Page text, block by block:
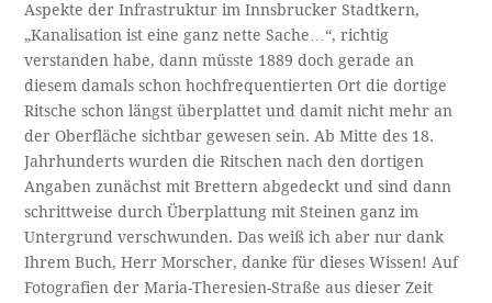
Aspekte der Infrastruktur im Innsbrucker Stadtkern,
„Kanalisation ist eine ganz nette Sache…“, richtig
verstanden habe, dann müsste 1889 doch gerade an
diesem damals schon hochfrequentierten Ort die dortige
Ritsche schon längst überplattet und damit nicht mehr an
der Oberfläche sichtbar gewesen sein. Ab Mitte des 18.
Jahrhunderts wurden die Ritschen nach den dortigen
Angaben zunächst mit Brettern abgedeckt und sind dann
schrittweise durch Überplattung mit Steinen ganz im
Untergrund verschwunden. Das weiß ich aber nur dank
Ihrem Buch, Herr Morscher, danke für dieses Wissen! Auf
Fotografien der Maria-Theresien-Straße aus dieser Zeit